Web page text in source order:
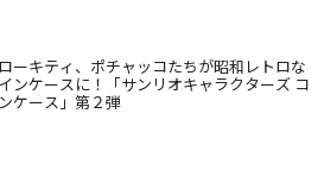
ーキティ、ポチャッコたちが昭和レトロな
ンケースに！「サンリオキャラクターズ コ
ケース」第２弾